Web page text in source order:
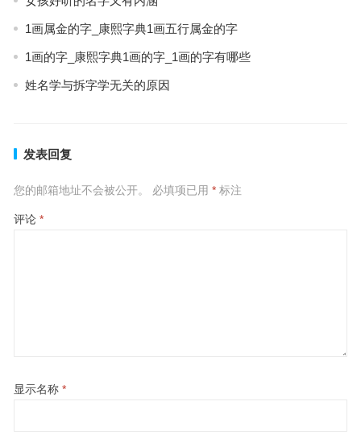
1画属金的字_康熙字典1画五行属金的字
1画的字_康熙字典1画的字_1画的字有哪些
姓名学与拆字学无关的原因
发表回复
您的邮箱地址不会被公开。 必填项已用 *标注
评论 *
显示名称 *